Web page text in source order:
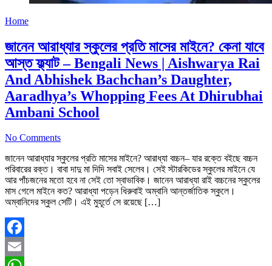
Home
জানেন আরাধ্যার স্কুলের প্রতি মাসের মাইনে? কেনা যাবে
আস্ত ফ্ল্যাট – Bengali News | Aishwarya Rai
And Abhishek Bachchan’s Daughter,
Aaradhya’s Whopping Fees At Dhirubhai
Ambani School
No Comments
জানেন আরাধ্যার স্কুলের প্রতি মাসের মাইনে? আরাধ্যা বচ্চন– যার রক্তে বইছে বচ্চন
পরিবারের রক্ত। বাবা দাদু মা দিদি সবাই সেলেব। সেই স্টারকিডের স্কুলের মাইনে যে
আর পাঁচজনের মতো হবে না সেই তো স্বাভাবিক। জানেন আরাধ্যা রাই বচ্চনের স্কুলের
মাস গেলে মাইনে কত? আরাধ্যা পড়েন ধিরুবাই অম্বানি আন্তর্জাতিক স্কুলে।
অম্বানিদের স্কুল সেটি। এই মুহূর্তে সে রয়েছে […]
Facebook